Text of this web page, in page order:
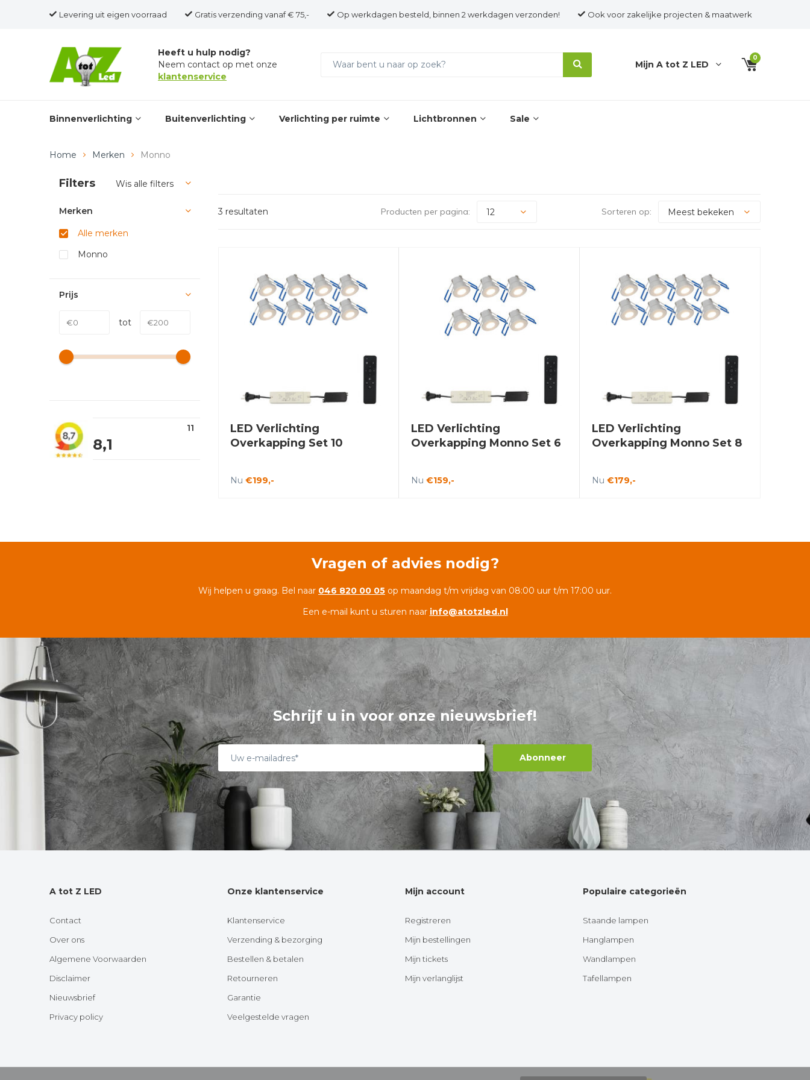
Binnenverlichting Buitenverlichting Verlichting per ruimte Lichtbronnen Sale
Levering uit eigen voorraad Gratis verzending vanaf € 75,- Op werkdagen besteld, binnen 2 werkdagen verzonden! Ook voor zakelijke projecten & maatwerk
Heeft u hulp nodig?
Neem contact op met onze
klantenservice
Mijn A tot Z LED
0
Home Merken Monno
3 resultaten Producten per pagina: Sorteren op:
LED Verlichting
Overkapping Set 10
Nu €199,-
LED Verlichting
Overkapping Monno Set 6
Nu €159,-
LED Verlichting
Overkapping Monno Set 8
Nu €179,-
Filters Wis alle filters
Merken
Alle merken
Monno
Prijs
tot
8,1
11
Vragen of advies nodig?
Wij helpen u graag. Bel naar 046 820 00 05 op maandag t/m vrijdag van 08:00 uur t/m 17:00 uur.
Een e-mail kunt u sturen naar info@atotzled.nl
Schrijf u in voor onze nieuwsbrief!
Abonneer
A tot Z LED
Contact
Over ons
Algemene Voorwaarden
Disclaimer
Nieuwsbrief
Privacy policy
Onze klantenservice
Klantenservice
Verzending & bezorging
Bestellen & betalen
Retourneren
Garantie
Veelgestelde vragen
Mijn account
Registreren
Mijn bestellingen
Mijn tickets
Mijn verlanglijst
Populaire categorieën
Staande lampen
Hanglampen
Wandlampen
Tafellampen